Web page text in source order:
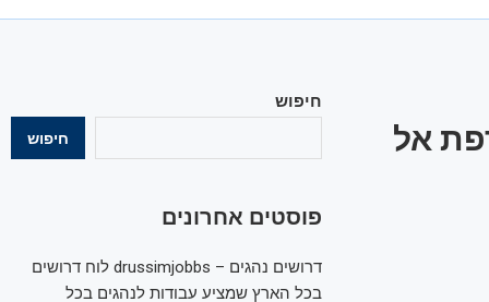
אל
חיפוש
חיפוש
פוסטים אחרונים
דרושים נהגים – drussimjobbs לוח דרושים
בכל הארץ שמציע עבודות לנהגים בכל